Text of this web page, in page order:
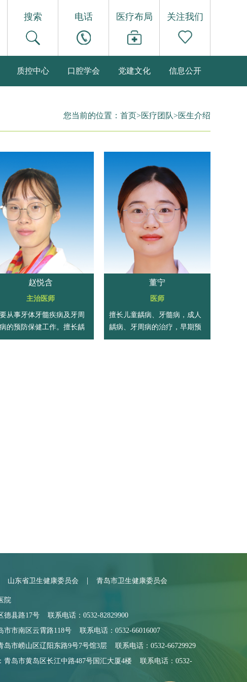
搜索 电话 医疗布局 关注我们
质控中心 口腔学会 党建文化 信息公开
您当前的位置： 首页>医疗团队>医生介绍
赵悦含
主治医师
从事牙体牙髓疾病及牙周
的预防保健工作。擅长龋
牙周病的治疗、早期预防
董宁
医师
擅长儿童龋病、牙髓病，成人
龋病、牙周病的治疗，早期预
防及口腔健康教育工作。
山东省卫生健康委员会 | 青岛市卫生健康委员会
院
德县路17号 联系电话：0532-82829900
市市南区云霄路118号 联系电话：0532-66016007
岛市崂山区辽阳东路9号7号馆3层 联系电话：0532-66729929
青岛市黄岛区长江中路487号国汇大厦4楼 联系电话：0532-